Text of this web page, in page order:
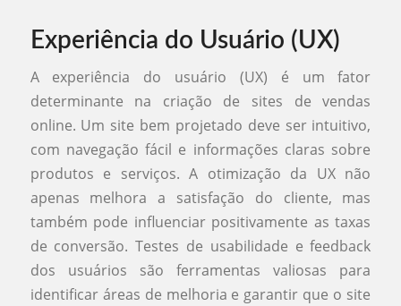
Experiência do Usuário (UX)
A experiência do usuário (UX) é um fator
determinante na criação de sites de vendas
online. Um site bem projetado deve ser intuitivo,
com navegação fácil e informações claras sobre
produtos e serviços. A otimização da UX não
apenas melhora a satisfação do cliente, mas
também pode influenciar positivamente as taxas
de conversão. Testes de usabilidade e feedback
dos usuários são ferramentas valiosas para
identificar áreas de melhoria e garantir que o site